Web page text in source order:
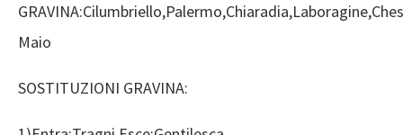
Maio
SOSTITUZIONI GRAVINA: